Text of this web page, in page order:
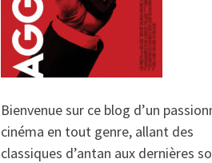
Bienvenue sur ce blog d’un
cinéma en tout genre, allant des
classiques d’antan aux dernières